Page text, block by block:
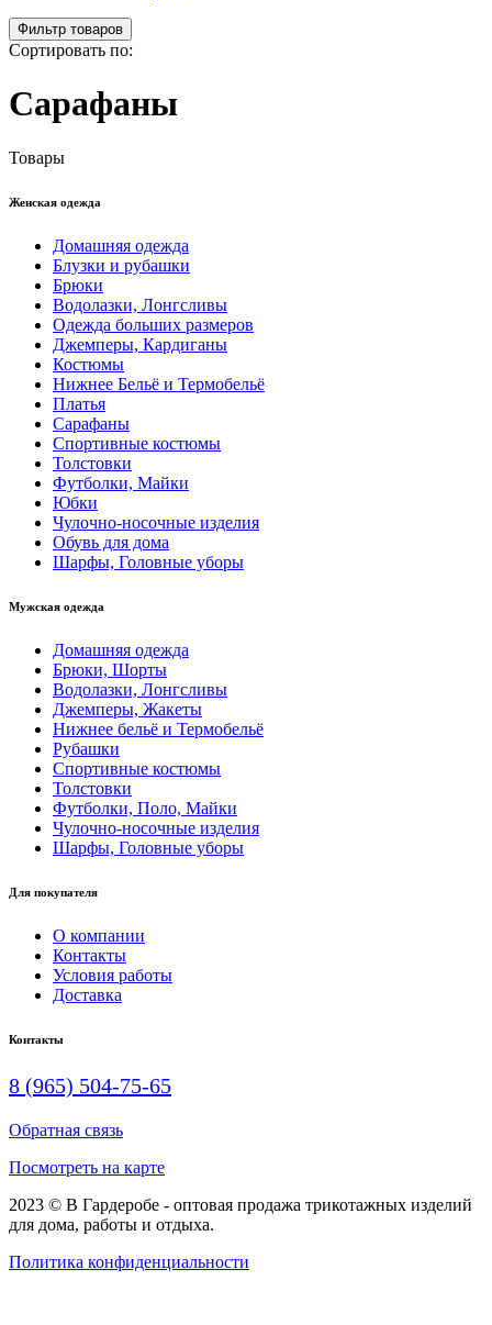
Фильтр товаров
Сортировать по:
Сарафаны
Товары
Женская одежда
Домашняя одежда
Блузки и рубашки
Брюки
Водолазки, Лонгсливы
Одежда больших размеров
Джемперы, Кардиганы
Костюмы
Нижнее Бельё и Термобельё
Платья
Сарафаны
Спортивные костюмы
Толстовки
Футболки, Майки
Юбки
Чулочно-носочные изделия
Обувь для дома
Шарфы, Головные уборы
Мужская одежда
Домашняя одежда
Брюки, Шорты
Водолазки, Лонгсливы
Джемперы, Жакеты
Нижнее бельё и Термобельё
Рубашки
Спортивные костюмы
Толстовки
Футболки, Поло, Майки
Чулочно-носочные изделия
Шарфы, Головные уборы
Для покупателя
О компании
Контакты
Условия работы
Доставка
Контакты
8 (965) 504-75-65
Обратная связь
Посмотреть на карте
2023 © В Гардеробе - оптовая продажа трикотажных изделий
для дома, работы и отдыха.
Политика конфиденциальности